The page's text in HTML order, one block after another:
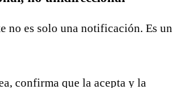
no es solo una notificación. Es un
confirma que la acepta y la